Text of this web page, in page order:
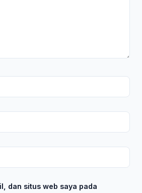
dan situs web saya pada